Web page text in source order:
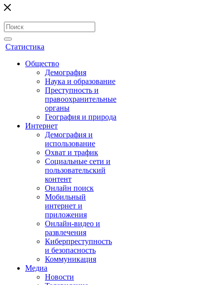
Статистика
Общество
Демография
Наука и образование
Преступность и
правоохранительные
органы
География и природа
Интернет
Демография и
использование
Охват и трафик
Социальные сети и
пользовательский
контент
Онлайн поиск
Мобильный
интернет и
приложения
Онлайн-видео и
развлечения
Киберпреступность
и безопасность
Коммуникация
Медиа
Новости